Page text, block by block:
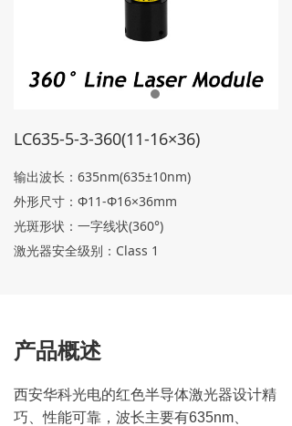
产品概述
西安华科光电的红色半导体激光器设计精
巧、性能可靠，波长主要有635nm、
LC635-5-3-360(11-16×36)
输出波长：635nm(635±10nm)
外形尺寸：Φ11-Φ16×36mm
光斑形状：一字线状(360°)
激光器安全级别：Class 1